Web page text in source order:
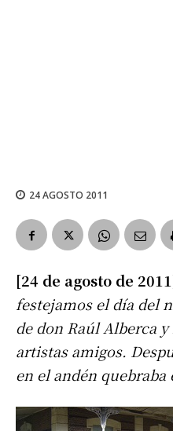
24 AGOSTO 2011
[24 de agosto de
festejamos el día del
de don Raúl Alberca
artistas amigos.
en el andén